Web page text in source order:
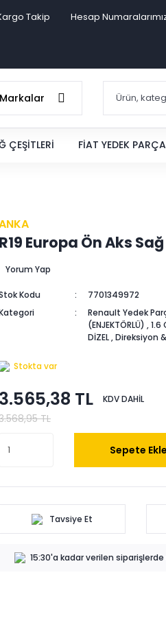
Takip Hesap
ÇEŞITLERI FIAT YEDEK PARÇA
R19 Europa Ön Aks
Yorum Yap
Kodu
7701349972
Renault Yedek
(ENJEKTÖRLÜ) ,1.6
DİZEL,Direksiyon
Stokta var
3.565,38 TL KDV DAHİL
TL
Sepete Ekle
Tavsiye Et
15:30'a kadar verilen siparişlerde